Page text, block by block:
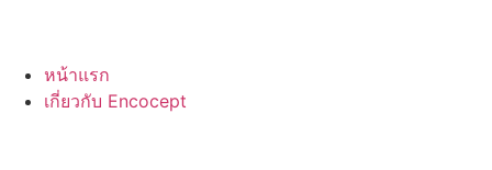
หน้าแรก
เกี่ยวกับ Encocept